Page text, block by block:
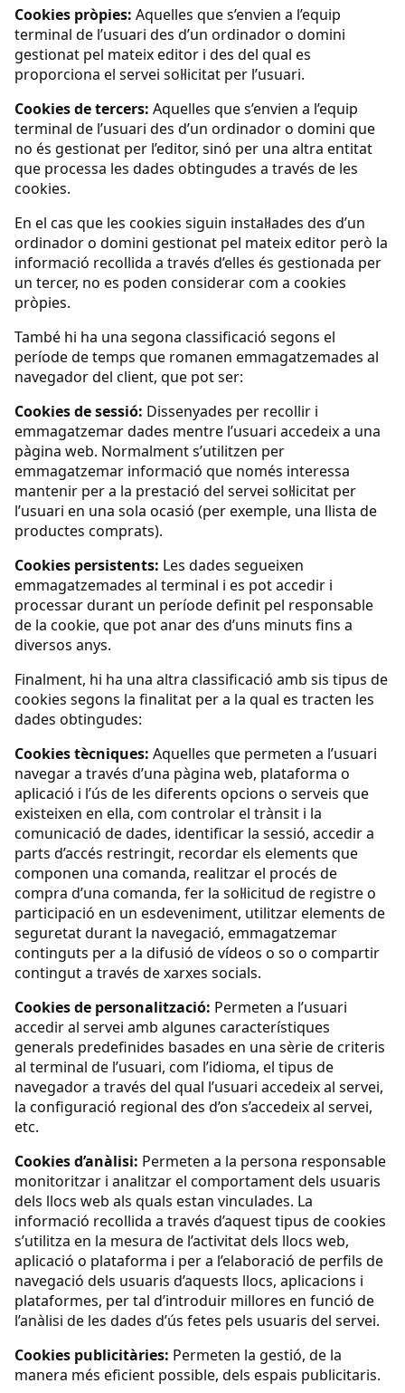
Cookies pròpies: Aquelles que s’envien a l’equip
terminal de l’usuari des d’un ordinador o domini
gestionat pel mateix editor i des del qual es
proporciona el servei sol·licitat per l’usuari.
Cookies de tercers: Aquelles que s’envien a l’equip
terminal de l’usuari des d’un ordinador o domini que
no és gestionat per l’editor, sinó per una altra entitat
que processa les dades obtingudes a través de les
cookies.
En el cas que les cookies siguin instal·lades des d’un
ordinador o domini gestionat pel mateix editor però la
informació recollida a través d’elles és gestionada per
un tercer, no es poden considerar com a cookies
pròpies.
També hi ha una segona classificació segons el
període de temps que romanen emmagatzemades al
navegador del client, que pot ser:
Cookies de sessió: Dissenyades per recollir i
emmagatzemar dades mentre l’usuari accedeix a una
pàgina web. Normalment s’utilitzen per
emmagatzemar informació que només interessa
mantenir per a la prestació del servei sol·licitat per
l’usuari en una sola ocasió (per exemple, una llista de
productes comprats).
Cookies persistents: Les dades segueixen
emmagatzemades al terminal i es pot accedir i
processar durant un període definit pel responsable
de la cookie, que pot anar des d’uns minuts fins a
diversos anys.
Finalment, hi ha una altra classificació amb sis tipus de
cookies segons la finalitat per a la qual es tracten les
dades obtingudes:
Cookies tècniques: Aquelles que permeten a l’usuari
navegar a través d’una pàgina web, plataforma o
aplicació i l’ús de les diferents opcions o serveis que
existeixen en ella, com controlar el trànsit i la
comunicació de dades, identificar la sessió, accedir a
parts d’accés restringit, recordar els elements que
componen una comanda, realitzar el procés de
compra d’una comanda, fer la sol·licitud de registre o
participació en un esdeveniment, utilitzar elements de
seguretat durant la navegació, emmagatzemar
continguts per a la difusió de vídeos o so o compartir
contingut a través de xarxes socials.
Cookies de personalització: Permeten a l’usuari
accedir al servei amb algunes característiques
generals predefinides basades en una sèrie de criteris
al terminal de l’usuari, com l’idioma, el tipus de
navegador a través del qual l’usuari accedeix al servei,
la configuració regional des d’on s’accedeix al servei,
etc.
Cookies d’anàlisi: Permeten a la persona responsable
monitoritzar i analitzar el comportament dels usuaris
dels llocs web als quals estan vinculades. La
informació recollida a través d’aquest tipus de cookies
s’utilitza en la mesura de l’activitat dels llocs web,
aplicació o plataforma i per a l’elaboració de perfils de
navegació dels usuaris d’aquests llocs, aplicacions i
plataformes, per tal d’introduir millores en funció de
l’anàlisi de les dades d’ús fetes pels usuaris del servei.
Cookies publicitàries: Permeten la gestió, de la
manera més eficient possible, dels espais publicitaris.